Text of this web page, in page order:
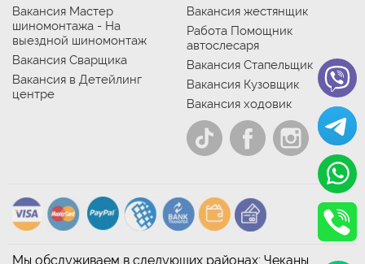
Вакансия Мастер
шиномонтажа - На
выездной шиномонтаж
Вакансия Сварщика
Вакансия в Детейлинг
центре
Вакансия жестянщик
Работа Помощник
автослесаря
Вакансия Стапельщик
Вакансия Кузовщик
Вакансия ходовик
Мы обслуживаем в следующих районах: Чеканы,